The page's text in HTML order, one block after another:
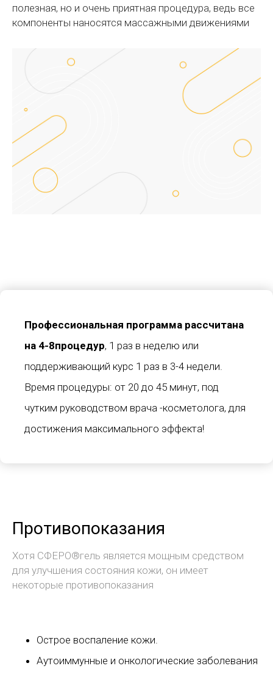
полезная, но и очень приятная процедура, ведь все
компоненты наносятся массажными движениями
Профессиональная программа рассчитана
на 4-8процедур, 1 раз в неделю или
поддерживающий курс 1 раз в 3-4 недели.
Время процедуры: от 20 до 45 минут, под
чутким руководством врача -косметолога, для
достижения максимального эффекта!
Противопоказания
Хотя СФЕРО®гель является мощным средством
для улучшения состояния кожи, он имеет
некоторые противопоказания
Острое воспаление кожи.
Аутоиммунные и онкологические заболевания